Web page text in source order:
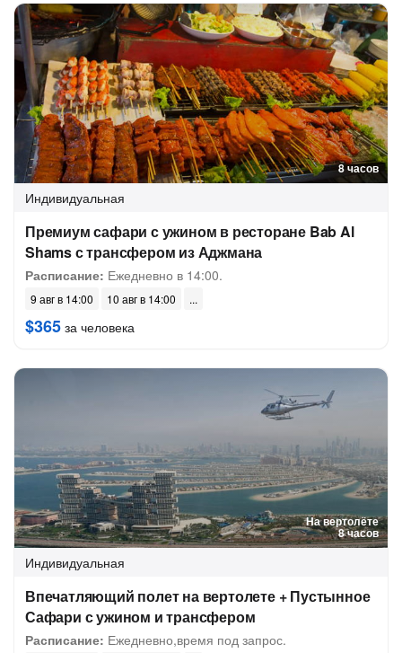
8 часов
Индивидуальная
Премиум сафари с ужином в ресторане Bab Al
Shams с трансфером из Аджмана
Расписание: Ежедневно в 14:00.
9 авг в 14:00 10 авг в 14:00
$365 за человека
На вертолёте
8 часов
Индивидуальная
Впечатляющий полет на вертолете + Пустынное
Сафари с ужином и трансфером
Расписание: Ежедневно,время под запрос.